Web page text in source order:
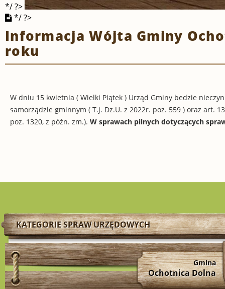
*/ ?>
*/ ?>
Informacja Wójta Gminy
roku
W dniu 15 kwietnia ( Wielki Piątek ) Urząd Gminy bedzie
samorządzie gminnym ( T.j. Dz.U. z 2022r. poz. 559 ) oraz art.
poz. 1320, z późn. zm.). W sprawach pilnych dotyczących
KATEGORIE SPRAW URZĘDOWYCH
Gmina
Ochotnica Dolna